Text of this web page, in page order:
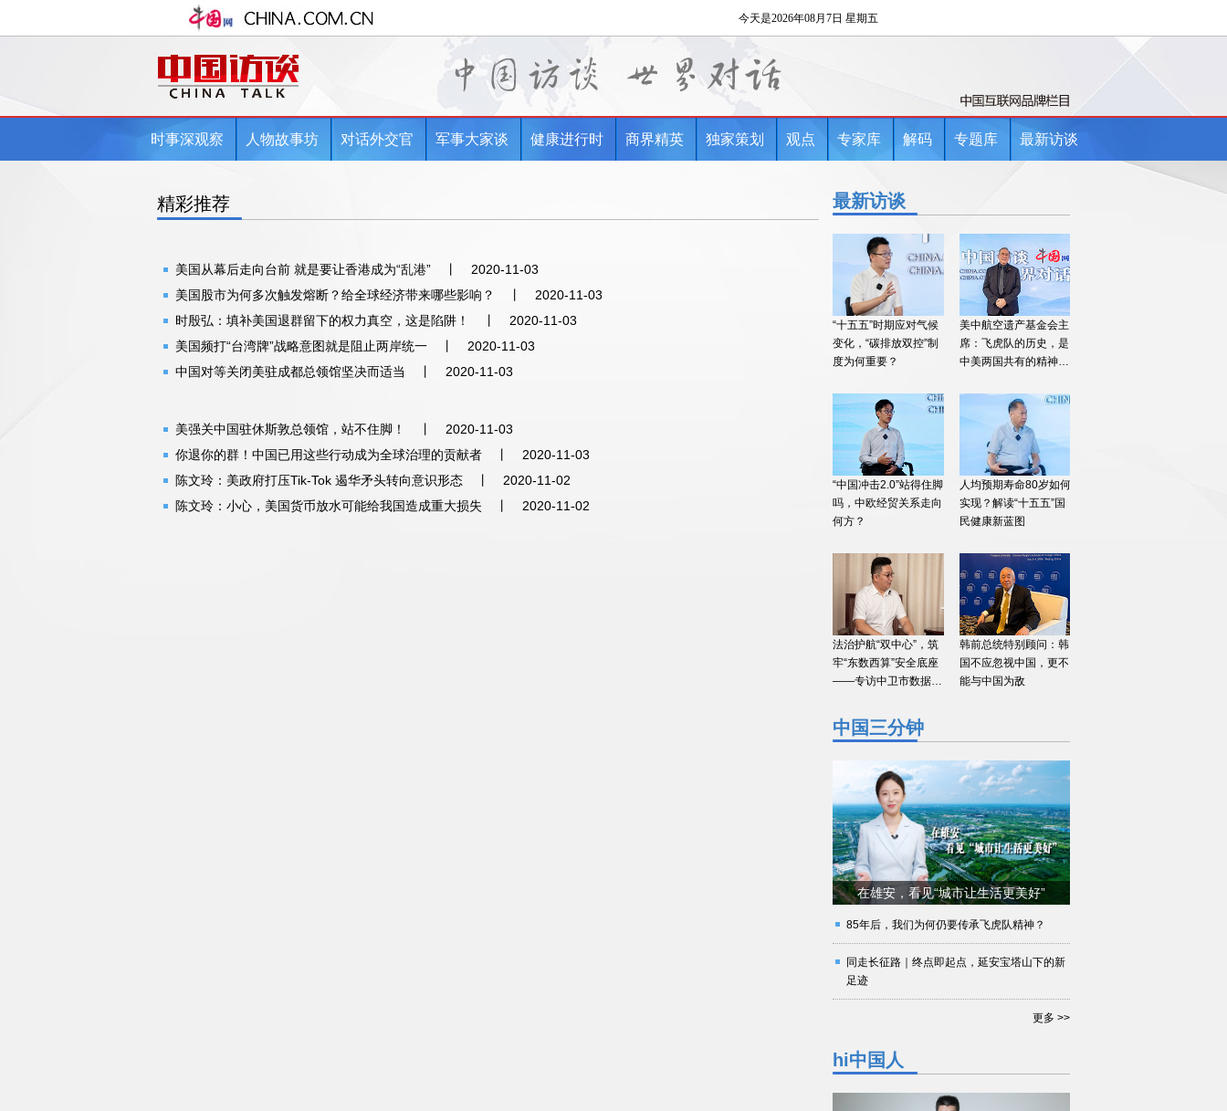
时事深观察 人物故事坊 对话外交官 军事大家谈 健康进行时 商界精英 独家策划 观点 专家库 解码 专题库 最新访谈
精彩推荐
美国从幕后走向台前 就是要让香港成为“乱港”
2020-11-03
美国股市为何多次触发熔断？给全球经济带来哪些影响？
2020-11-03
时殷弘：填补美国退群留下的权力真空，这是陷阱！
2020-11-03
美国频打“台湾牌”战略意图就是阻止两岸统一
2020-11-03
中国对等关闭美驻成都总领馆坚决而适当
2020-11-03
美强关中国驻休斯敦总领馆，站不住脚！
2020-11-03
你退你的群！中国已用这些行动成为全球治理的贡献者
2020-11-03
陈文玲：美政府打压Tik-Tok 遏华矛头转向意识形态
2020-11-02
陈文玲：小心，美国货币放水可能给我国造成重大损失
2020-11-02
最新访谈
“十五五”时期应对气候
变化，“碳排放双控”制
度为何重要？
美中航空遗产基金会主
席：飞虎队的历史，是
中美两国共有的精神财
“中国冲击2.0”站得住脚
吗，中欧经贸关系走向
何方？
人均预期寿命80岁如何
实现？​解读“十五五”国
民健康新蓝图
法治护航“双中心”，筑
牢“东数西算”安全底座
——专访中卫市数据局
韩前总统特别顾问：韩
国不应忽视中国，更不
能与中国为敌
中国三分钟
在雄安，看见“城市让生活更美好”
85年后，我们为何仍要传承飞虎队精神？
同走长征路｜终点即起点，延安宝塔山下的新
足迹
更多 >>
hi中国人